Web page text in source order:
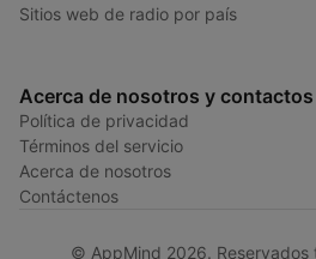
Sitios web de radio por país
Acerca de nosotros y contactos
Política de privacidad
Términos del servicio
Acerca de nosotros
Contáctenos
© AppMind 2026. Reservados